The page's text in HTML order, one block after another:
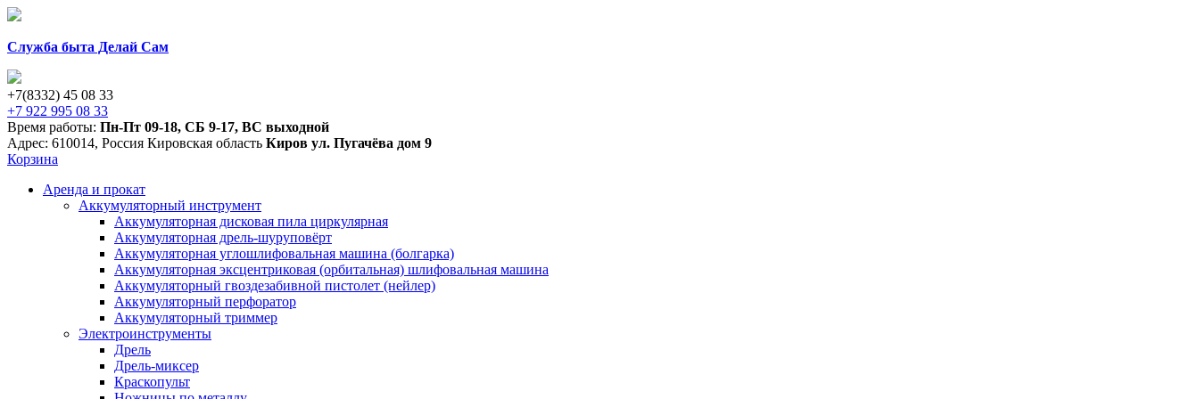
Служба быта Делай Сам
+7(8332) 45 08 33
+7 922 995 08 33
Время работы: Пн-Пт 09-18, СБ 9-17, ВС выходной
Адрес: 610014, Россия Кировская область Киров ул. Пугачёва дом 9
Корзина
Аренда и прокат
Аккумуляторный инструмент
Аккумуляторная дисковая пила циркулярная
Аккумуляторная дрель-шуруповёрт
Аккумуляторная углошлифовальная машина (болгарка)
Аккумуляторная эксцентриковая (орбитальная) шлифовальная машина
Аккумуляторный гвоздезабивной пистолет (нейлер)
Аккумуляторный перфоратор
Аккумуляторный триммер
Электроинструменты
Дрель
Дрель-миксер
Краскопульт